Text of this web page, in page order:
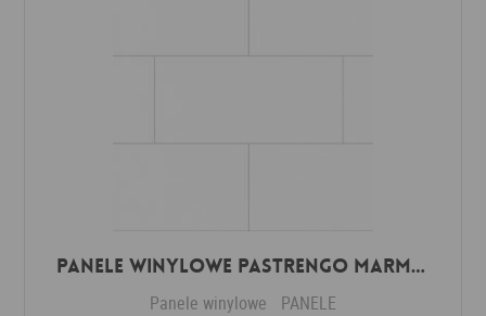
Panele winylowe Pastrengo marmor beige 57590 Klasa 34 3 mm
Panele winylowe PANELE